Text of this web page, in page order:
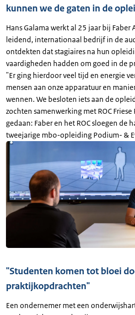
kunnen we de gaten in de
Hans Galama werkt al 25 jaar bij Faber
leidend, internationaal bedrijf in de
ontdekten dat stagiaires na hun
vaardigheden hadden om goed in de
"Er ging hierdoor veel tijd en energie
mensen aan onze apparatuur en
wennen. We besloten iets aan de
zochten samenwerking met ROC Friese
gedaan: Faber en het ROC sloegen de
tweejarige mbo-opleiding Podium- &
"Studenten komen tot bloei
praktijkopdrachten"
Een ondernemer met een